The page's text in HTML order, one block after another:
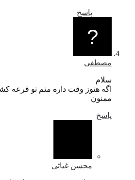
پاسخ
مصطفی
سلام
اگه هنوز وقت داره منم تو قرعه
ممنون
پاسخ
محسن غیاثی